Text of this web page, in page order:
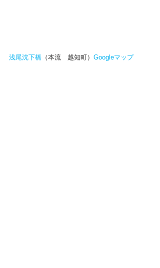
浅尾沈下橋 （本流　越知町） Googleマップ